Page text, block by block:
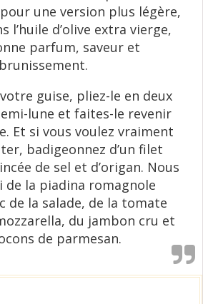
une version plus légère,
l’huile d’olive extra vierge,
parfum, saveur et
brunissement.
guise, pliez-le en deux
lune et faites-le revenir
Et si vous voulez vraiment
badigeonnez d’un filet
de sel et d’origan. Nous
de la piadina romagnole
de la salade, de la tomate
du jambon cru et
de parmesan.